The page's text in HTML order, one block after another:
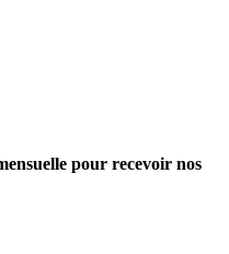
pour recevoir nos